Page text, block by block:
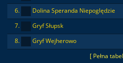
[ Pełna
6.
Dolina Speranda Niepoględzie
7.
Gryf Słupsk
8.
Gryf Wejherowo